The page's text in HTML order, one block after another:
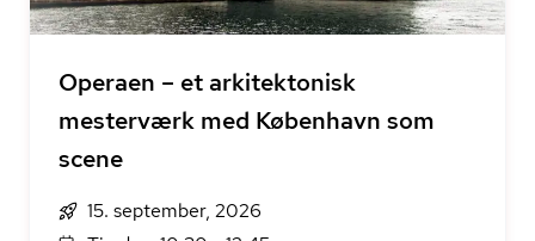
Operaen – et arkitektonisk
mesterværk med København som
scene
15. september, 2026